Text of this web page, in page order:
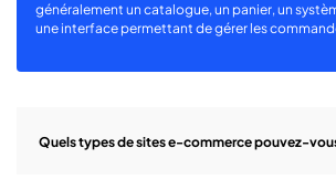
généralement un catalogue, un panier, un
une interface permettant de gérer les
Quels types de sites e-commerce pouvez-